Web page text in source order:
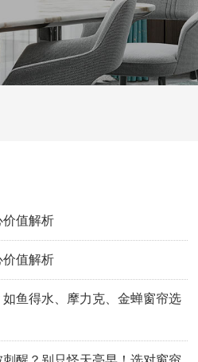
价值解析
价值解析
鱼得水、摩力克、金蝉窗帘选